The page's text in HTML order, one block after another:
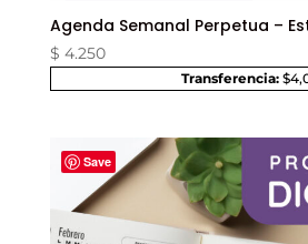
Agenda Semanal Perpetua –
$ 4.250
Transferencia:
Save